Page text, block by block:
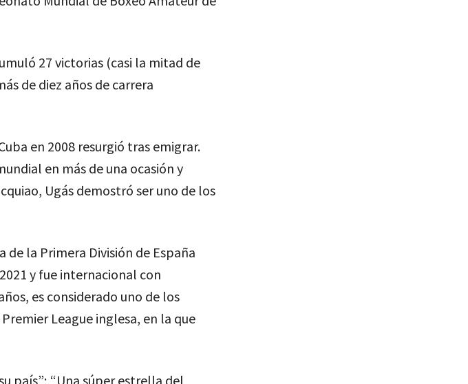
27 victorias (casi la mitad de
de diez años de carrera
en 2008 resurgió tras emigrar.
en más de una ocasión y
Ugás demostró ser uno de los
de la Primera División de España
y fue internacional con
es considerado uno de los
League inglesa, en la que
país”; “Una súper estrella del